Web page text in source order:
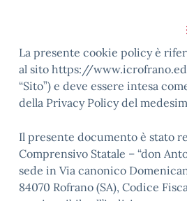
La presente cookie policy è
al sito https://
“Sito”) e deve essere intesa
della Privacy Policy del
Il presente documento è stato
Comprensivo Statale – “don
sede in Via canonico
84070 Rofrano (SA), Codice